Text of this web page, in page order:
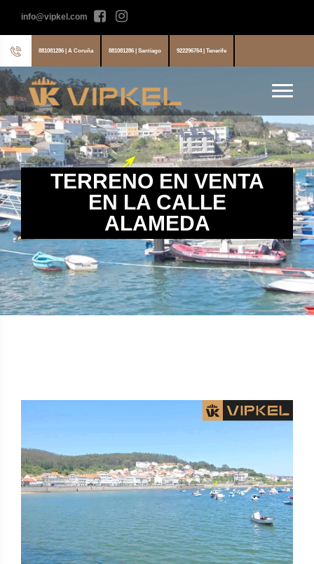
info@vipkel.com
881081286 | A Coruña 881081286 | Santiago 922296764 | Tenerife
TERRENO EN VENTA
EN LA CALLE
ALAMEDA